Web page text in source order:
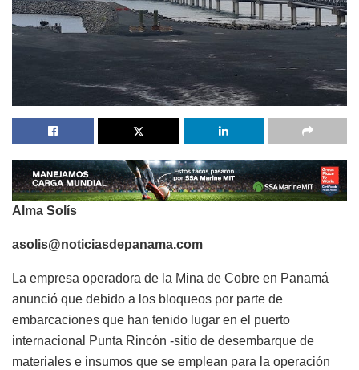
Alma Solís
asolis@noticiasdepanama.com
La empresa operadora de la Mina de Cobre en Panamá
anunció que debido a los bloqueos por parte de
embarcaciones que han tenido lugar en el puerto
internacional Punta Rincón -sitio de desembarque de
materiales e insumos que se emplean para la operación